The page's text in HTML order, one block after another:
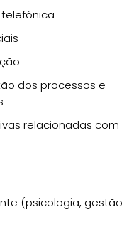
telefónica
dos processos e
relacionadas com
(psicologia, gestão